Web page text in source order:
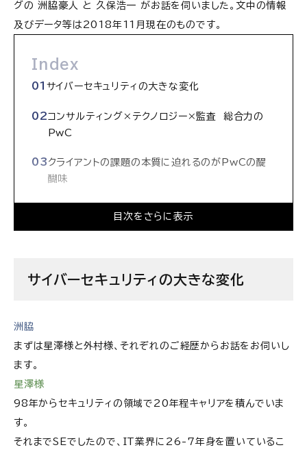
グの 洲脇豪人 と 久保浩一 がお話を伺いました。文中の情報
及びデータ等は2018年11月現在のものです。
Index
目次をさらに表示
サイバーセキュリティの大きな変化
コンサルティング×テクノロジー×監査 総合力の
PwC
クライアントの課題の本質に迫れるのがPwCの醍
醐味
PwCコンサルティング合同会社/PwCサイバーサー
サイバーセキュリティの大きな変化
洲脇
まずは星澤様と外村様、それぞれのご経歴からお話をお伺いし
ます。
星澤様
98年からセキュリティの領域で20年程キャリアを積んでいま
す。
それまでSEでしたので、IT業界に26-7年身を置いているこ